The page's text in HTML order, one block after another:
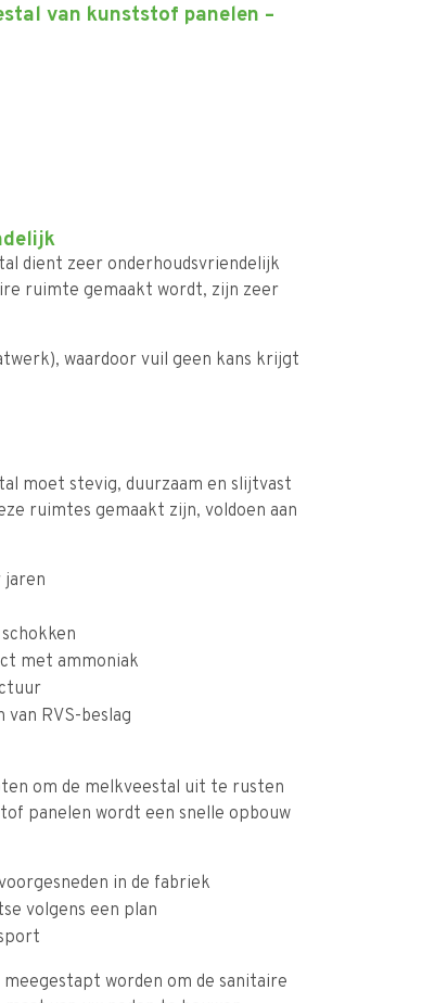
van kunststof panelen –
dient zeer onderhoudsvriendelijk
ruimte gemaakt wordt, zijn zeer
waardoor vuil geen kans krijgt
moet stevig, duurzaam en slijtvast
ruimtes gemaakt zijn, voldoen aan
jaren
met ammoniak
RVS-beslag
om de melkveestal uit te rusten
panelen wordt een snelle opbouw
in de fabriek
volgens een plan
worden om de sanitaire